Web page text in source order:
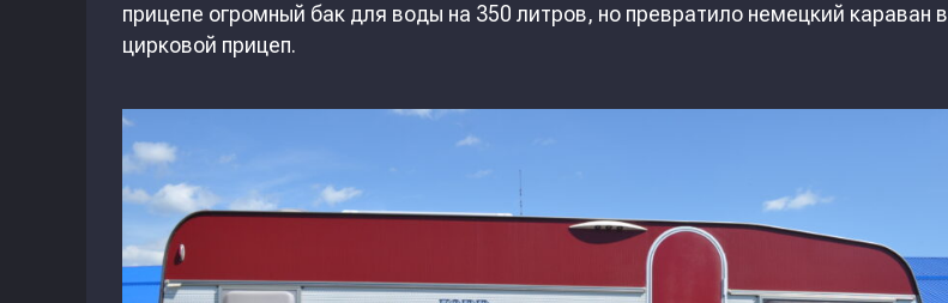
прицепе огромный бак для воды на 350 литров, но превратило немецкий караван в
цирковой прицеп.